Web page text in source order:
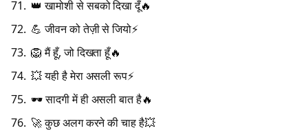
👑 खामोशी से सबको दिखा दूँ🔥
💪 जीवन को तेज़ी से जियो⚡
🦁 मैं हूँ, जो दिखता हूँ🔥
💥 यही है मेरा असली रूप⚡
🕶️ सादगी में ही असली बात है🔥
🚀 कुछ अलग करने की चाह है💥